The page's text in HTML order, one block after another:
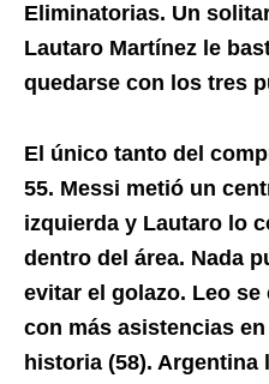
Eliminatorias. Un
Lautaro Martínez le
quedarse con los tres
El único tanto del
55. Messi metió un
izquierda y Lautaro lo
dentro del área. Nada
evitar el golazo. Leo
con más asistencias
historia (58). Argentina